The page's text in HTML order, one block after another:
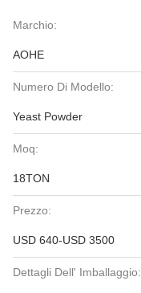
Marchio:
AOHE
Numero Di Modello:
Yeast Powder
Moq:
18TON
Prezzo:
USD 640-USD 3500
Dettagli Dell' Imballaggio: